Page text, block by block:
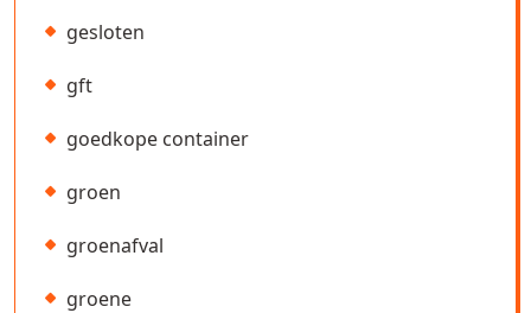
gesloten
gft
goedkope container
groen
groenafval
groene